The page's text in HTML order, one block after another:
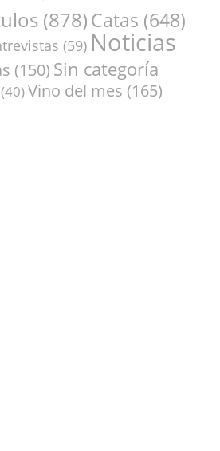
(878)Catas (648)
(59) Noticias
(150) Sin categoría
(40)Vino del mes (165)